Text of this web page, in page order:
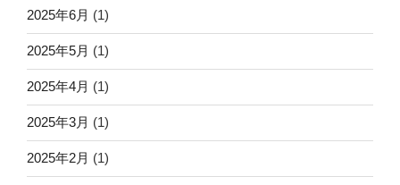
2025年6月 (1)
2025年5月 (1)
2025年4月 (1)
2025年3月 (1)
2025年2月 (1)